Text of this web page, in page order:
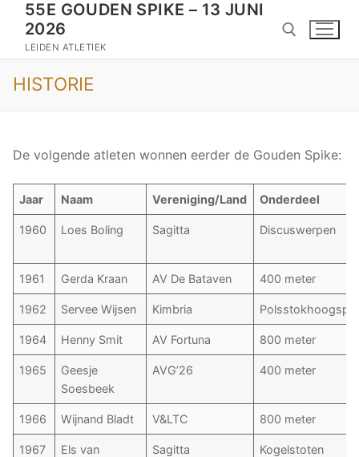
Doorgaan
inhoud
55E GOUDEN SPIKE – 13 JUNI
2026
LEIDEN ATLETIEK
HISTORIE
De volgende atleten wonnen eerder de Gouden Spike:
Jaar Naam Vereniging/Land Onderdeel
1960 Loes Boling Sagitta Discuswerpen
1961 Gerda Kraan AV De Bataven 400 meter
1962 Servee Wijsen Kimbria
1964 Henny Smit AV Fortuna 800 meter
1965
Geesje
Soesbeek
AVG’26 400 meter
1966 Wijnand Bladt V&LTC 800 meter
1967
Els van
Sagitta Kogelstoten